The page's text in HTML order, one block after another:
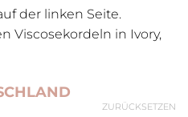
der linken Seite.
Viscosekordeln in Ivory,
ZURÜCKSETZEN